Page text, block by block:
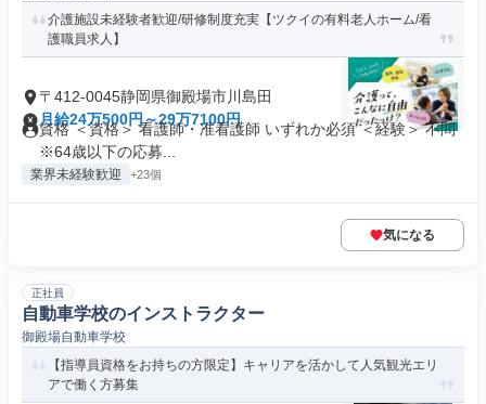
介護施設未経験者歓迎/研修制度充実【ツクイの有料老人ホーム/看
護職員求人】
〒412-0045静岡県御殿場市川島田
月給24万500円～29万7100円
資格 ＜資格＞ 看護師・准看護師 いずれか必須 ＜経験＞ 不問
※64歳以下の応募...
業界未経験歓迎 +23個
気になる
正社員
自動車学校のインストラクター
御殿場自動車学校
【指導員資格をお持ちの方限定】キャリアを活かして人気観光エリ
アで働く方募集